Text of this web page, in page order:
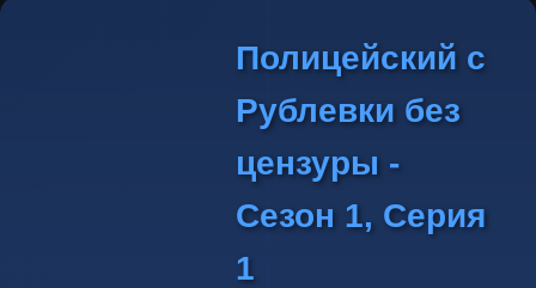
Полицейский с
Рублевки без
цензуры -
Сезон 1, Серия
1